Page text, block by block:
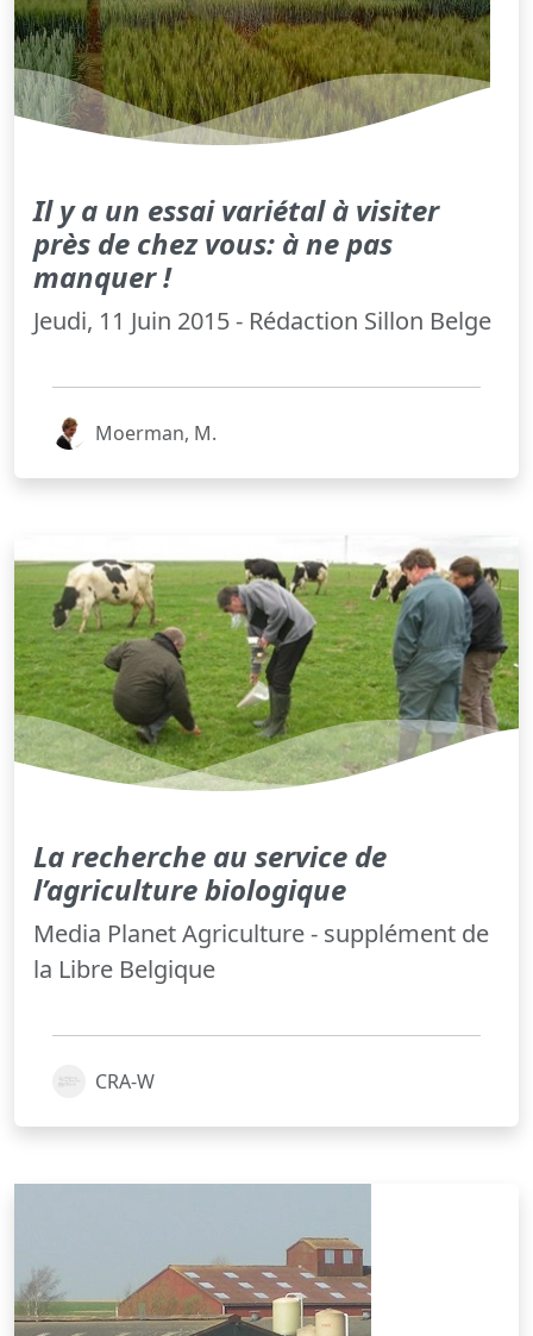
Il y a un essai variétal à visiter
près de chez vous: à ne pas
manquer !
Jeudi, 11 Juin 2015 - Rédaction Sillon Belge
Moerman, M.
La recherche au service de
l’agriculture biologique
Media Planet Agriculture - supplément de
la Libre Belgique
CRA-W